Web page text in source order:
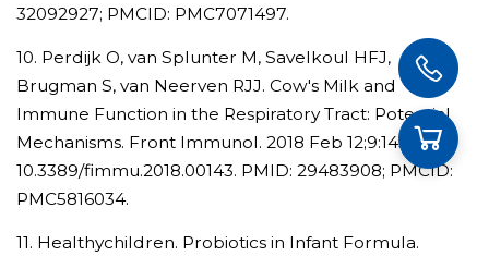
32092927; PMCID: PMC7071497.
10. Perdijk O, van Splunter M, Savelkoul HFJ,
Brugman S, van Neerven RJJ. Cow's Milk and
Immune Function in the Respiratory Tract: Potential
Mechanisms. Front Immunol. 2018 Feb 12;9:143. doi:
10.3389/fimmu.2018.00143. PMID: 29483908; PMCID:
PMC5816034.
11. Healthychildren. Probiotics in Infant Formula.